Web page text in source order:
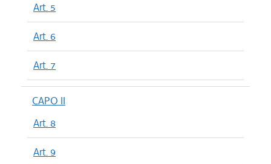
Art. 5
Art. 6
Art. 7
CAPO II
Art. 8
Art. 9